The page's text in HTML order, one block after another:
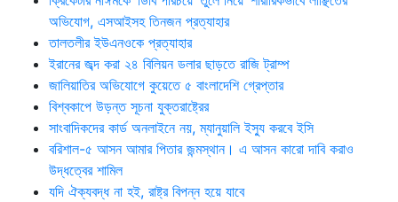
অভিযোগ, এসআইসহ তিনজন প্রত্যাহার
তালতলীর ইউএনওকে প্রত্যাহার
ইরানের জব্দ করা ২৪ বিলিয়ন ডলার ছাড়তে রাজি ট্রাম্প
জালিয়াতির অভিযোগে কুয়েতে ৫ বাংলাদেশি গ্রেপ্তার
বিশ্বকাপে উড়ন্ত সূচনা যুক্তরাষ্ট্রের
সাংবাদিকদের কার্ড অনলাইনে নয়, ম্যানুয়ালি ইস্যু করবে ইসি
বরিশাল-৫ আসন আমার পিতার জন্মস্থান। এ আসন কারো দাবি করাও
উদ্ধত্বের শামিল
যদি ঐক্যবদ্ধ না হই, রাষ্ট্র বিপন্ন হয়ে যাবে